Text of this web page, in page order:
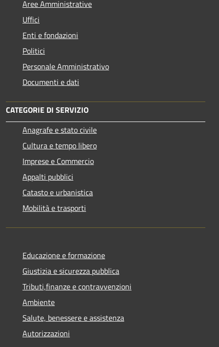
Aree Amministrative
Uffici
Enti e fondazioni
Politici
Personale Amministrativo
Documenti e dati
CATEGORIE DI SERVIZIO
Anagrafe e stato civile
Cultura e tempo libero
Imprese e Commercio
Appalti pubblici
Catasto e urbanistica
Mobilità e trasporti
Educazione e formazione
Giustizia e sicurezza pubblica
Tributi,finanze e contravvenzioni
Ambiente
Salute, benessere e assistenza
Autorizzazioni